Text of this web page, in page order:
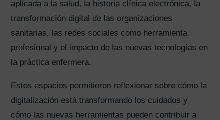
aplicada a la salud, la historia clínica electrónica, la
transformación digital de las organizaciones
sanitarias, las redes sociales como herramienta
profesional y el impacto de las nuevas tecnologías en
la práctica enfermera.
Estos espacios permitieron reflexionar sobre cómo la
digitalización está transformando los cuidados y
cómo las nuevas herramientas pueden contribuir a